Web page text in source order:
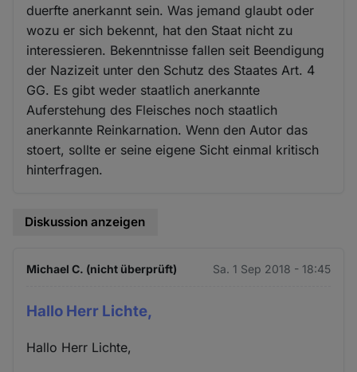
duerfte anerkannt sein. Was jemand glaubt oder
wozu er sich bekennt, hat den Staat nicht zu
interessieren. Bekenntnisse fallen seit Beendigung
der Nazizeit unter den Schutz des Staates Art. 4
GG. Es gibt weder staatlich anerkannte
Auferstehung des Fleisches noch staatlich
anerkannte Reinkarnation. Wenn den Autor das
stoert, sollte er seine eigene Sicht einmal kritisch
hinterfragen.
Diskussion anzeigen
Michael C. (nicht überprüft) Sa. 1 Sep 2018 - 18:45
Hallo Herr Lichte,
Hallo Herr Lichte,